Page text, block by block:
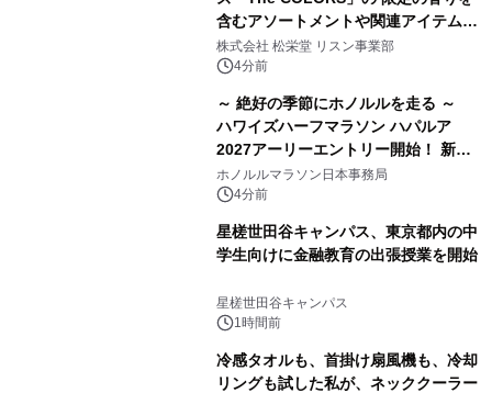
含むアソートメントや関連アイテムを
8月6日発売
株式会社 松栄堂 リスン事業部
4分前
～ 絶好の季節にホノルルを走る ～
ハワイズハーフマラソン ハパルア
2027アーリーエントリー開始！ 新カ
テゴリー「ハパルアIKI(イキ)」(約
13.4km)が登場
ホノルルマラソン日本事務局
4分前
星槎世田谷キャンパス、東京都内の中
学生向けに金融教育の出張授業を開始
星槎世田谷キャンパス
1時間前
冷感タオルも、首掛け扇風機も、冷却
リングも試した私が、ネッククーラー